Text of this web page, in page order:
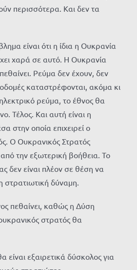
περισσότερα. Και δεν τα
είναι ότι η ίδια η Ουκρανία
χαρά σε αυτό. Η Ουκρανία
Ρεύμα δεν έχουν, δεν
καταστρέφονται, ακόμα κι
ρεύμα, το έθνος θα
Τέλος. Και αυτή είναι η
στην οποία επιχειρεί ο
Ο Ουκρανικός Στρατός
την εξωτερική βοήθεια. Το
δεν είναι πλέον σε θέση να
στρατιωτική δύναμη.
πεθαίνει, καθώς η Δύση
στρατός θα
είναι εξαιρετικά δύσκολος για